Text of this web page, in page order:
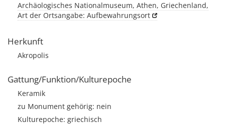
Archäologisches Nationalmuseum, Athen, Griechenland,
Art der Ortsangabe: Aufbewahrungsort
Herkunft
Akropolis
Gattung/Funktion/Kulturepoche
Keramik
zu Monument gehörig: nein
Kulturepoche: griechisch